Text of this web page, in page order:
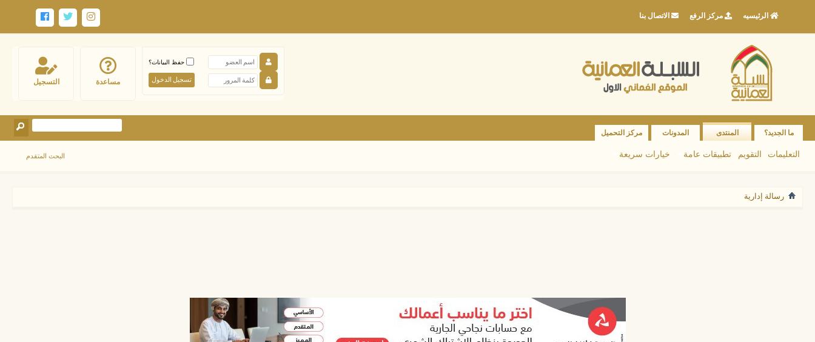
الرئيسيه مركز الرفع الاتصال بنا
التسجيل مساعدة
حفظ البيانات؟
ما الجديد؟ المنتدى
التعليمات التقويم تطبيقات عامة خيارات سريعة
المدونات مركز التحميل
البحث المتقدم
رسالة إدارية